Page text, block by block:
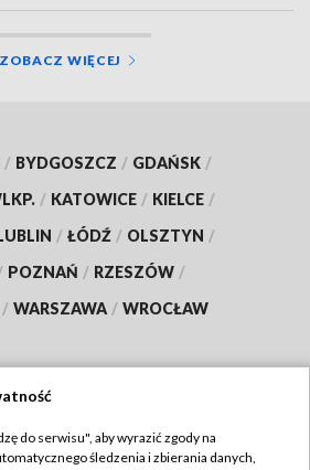
ZOBACZ WIĘCEJ
/ BYDGOSZCZ / GDAŃSK /
/ KATOWICE / KIELCE /
/ ŁÓDŹ / OLSZTYN /
POZNAŃ / RZESZÓW /
/ WARSZAWA / WROCŁAW
TVP
do serwisu", aby wyrazić zgody na
śledzenia i zbierania danych,